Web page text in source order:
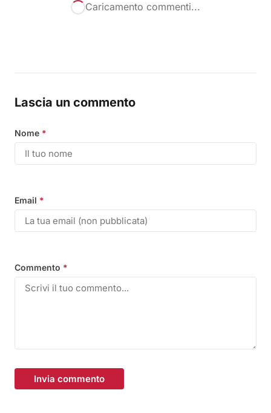
Caricamento commenti...
Lascia un commento
Nome *
Email *
Commento *
Invia commento